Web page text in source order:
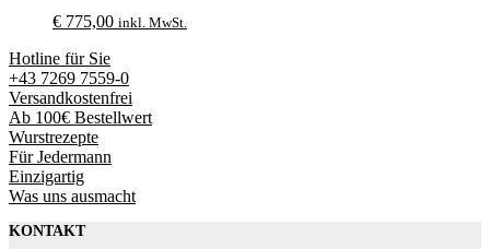
€ 775,00 inkl. MwSt.
Hotline für Sie
+43 7269 7559-0
Versandkostenfrei
Ab 100€ Bestellwert
Wurstrezepte
Für Jedermann
Einzigartig
Was uns ausmacht
KONTAKT